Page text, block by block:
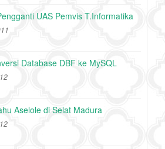
UAS Pemvis T.Informatika
Database DBF ke MySQL
Aselole di Selat Madura